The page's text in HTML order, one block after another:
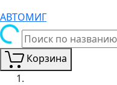
АВТОМИГ
Корзина